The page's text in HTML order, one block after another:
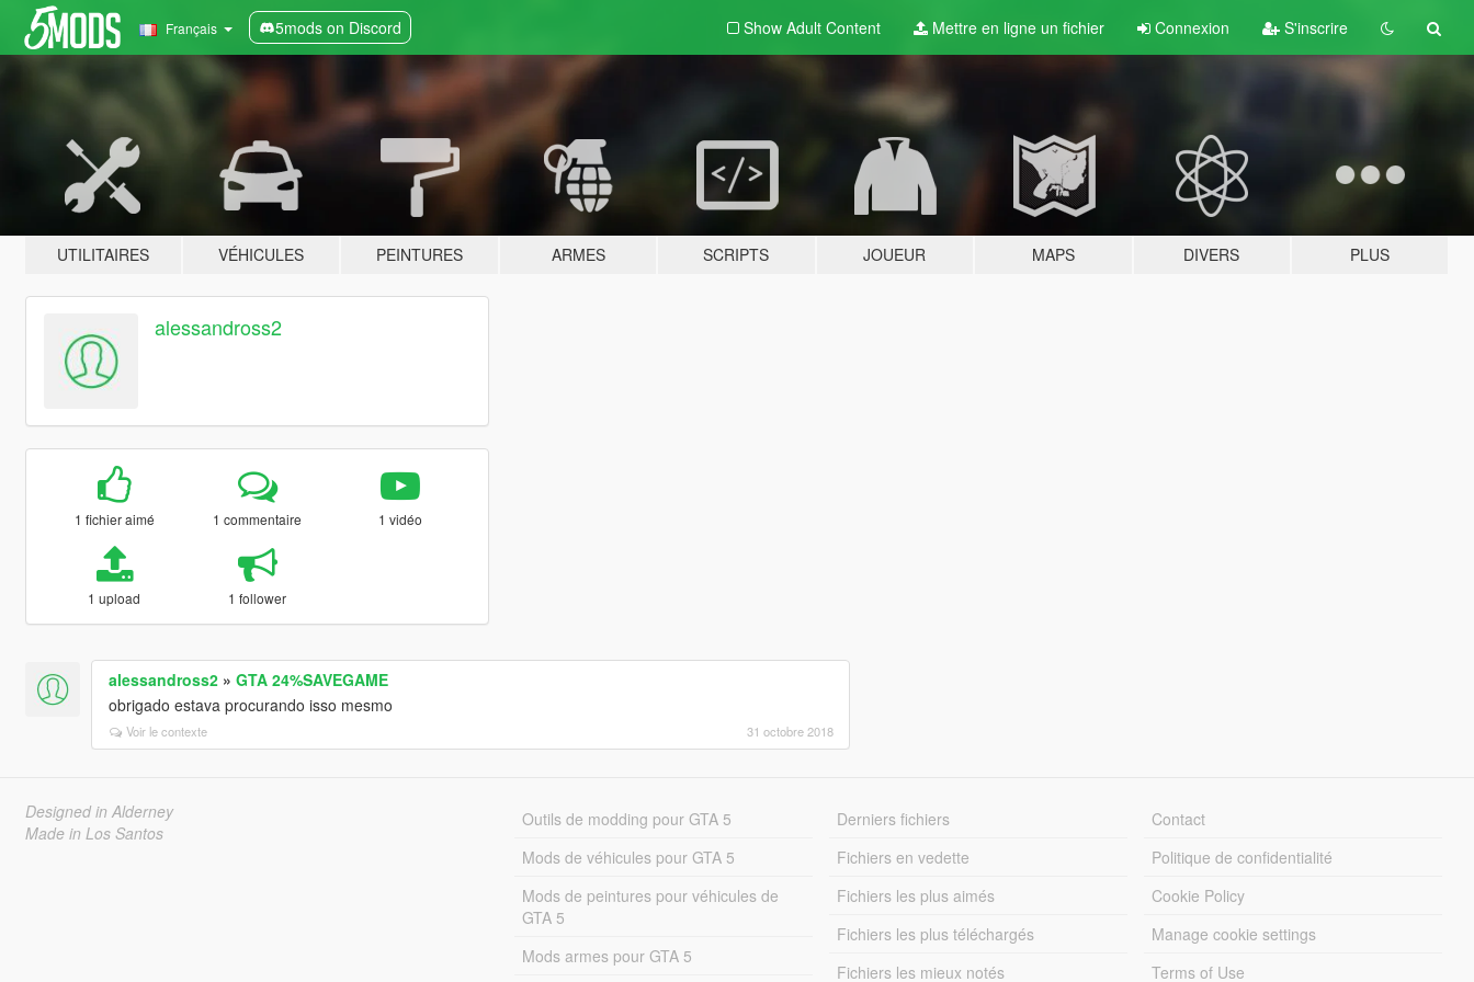
Français 5mods on Discord Show Adult Content Mettre en ligne un fichier Connexion S'inscrire
UTILITAIRES VÉHICULES PEINTURES ARMES SCRIPTS JOUEUR MAPS DIVERS PLUS
alessandross2
1 fichier aimé 1 commentaire 1 vidéo
1 upload 1 follower
alessandross2» GTA 24%SAVEGAME
obrigado estava procurando isso mesmo
Voir le contexte 31 octobre 2018
Designed in Alderney
Made in Los Santos
Outils de modding pour GTA 5
Mods de véhicules pour GTA 5
Mods de peintures pour véhicules de
GTA 5
Mods armes pour GTA 5
Derniers fichiers
Fichiers en vedette
Fichiers les plus aimés
Fichiers les plus téléchargés
Fichiers les mieux notés
Contact
Politique de confidentialité
Cookie Policy
Manage cookie settings
Terms of Use